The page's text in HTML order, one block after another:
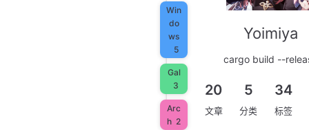
Win
do
ws
5
Gal
3
Arc
h 2
Yoimiya
cargo build --
20
文章
5
分类
34
标签